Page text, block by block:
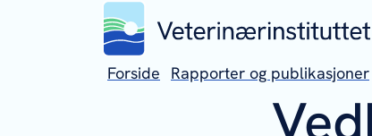
Forside Rapporter og publikasjoner